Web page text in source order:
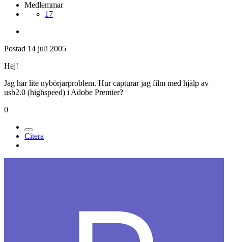
Medlemmar
17
Postad 14 juli 2005
Hej!
Jag har lite nybörjarproblem. Hur capturar jag film med hjälp av
usb2.0 (highspeed) i Adobe Premier?
0
Citera